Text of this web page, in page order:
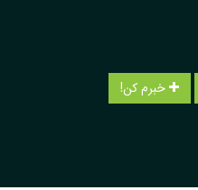
خبرم کن!